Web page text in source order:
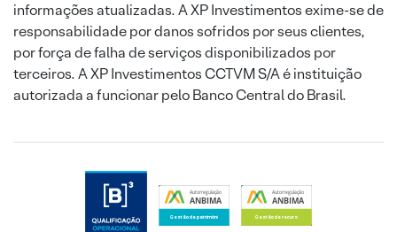
informações atualizadas. A XP Investimentos exime-se de
responsabilidade por danos sofridos por seus clientes,
por força de falha de serviços disponibilizados por
terceiros. A XP Investimentos CCTVM S/A é instituição
autorizada a funcionar pelo Banco Central do Brasil.